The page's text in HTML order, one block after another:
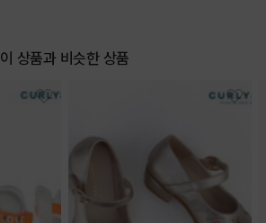
이 상품과 비슷한 상품